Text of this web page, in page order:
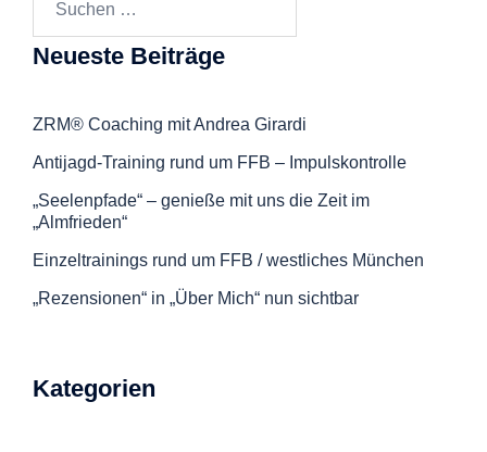
Neueste Beiträge
ZRM® Coaching mit Andrea Girardi
Antijagd-Training rund um FFB – Impulskontrolle
„Seelenpfade“ – genieße mit uns die Zeit im
„Almfrieden“
Einzeltrainings rund um FFB / westliches München
„Rezensionen“ in „Über Mich“ nun sichtbar
Kategorien